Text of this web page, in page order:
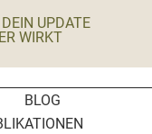
UPDATE
WIRKT
BLOG